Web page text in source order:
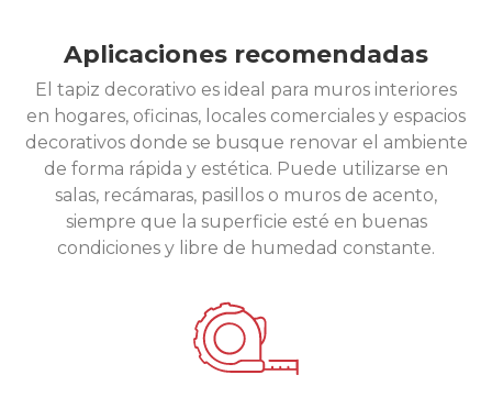
Aplicaciones recomendadas
El tapiz decorativo es ideal para muros interiores
en hogares, oficinas, locales comerciales y espacios
decorativos donde se busque renovar el ambiente
de forma rápida y estética. Puede utilizarse en
salas, recámaras, pasillos o muros de acento,
siempre que la superficie esté en buenas
condiciones y libre de humedad constante.